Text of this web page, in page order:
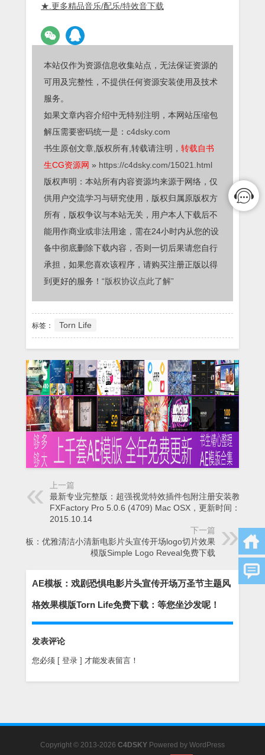
★.更多精品音乐/配乐/特效音下载
本站仅作为资源信息收集站点，无法保证资源的
可用及完整性，不提供任何资源安装使用及技术
服务。
如果文章内容介绍中无特别注明，本网站压缩包
解压需要密码统一是： c4dsky.com
书生原创文章,版权所有,转载请注明， 转载自书
生CG资源网 » https://c4dsky.com/15021.html
版权声明：本站所有内容资源均来源于网络，仅
供用户交流学习与研究使用，版权归属原版权方
所有，版权争议与本站无关，用户本人下载后不
能用作商业或非法用途，需在24小时内从您的设
备中彻底删除下载内容，否则一切后果请您自行
承担，如果您喜欢该程序，请购买注册正版以得
到更好的服务！ “版权协议点此了解”
标签： Torn Life
上一篇
最新专业完整版：超强视觉特效插件包附注册安装教程
FXFactory Pro 5.0.6 (4709) Mac OSX，更新时间：
2015.10.14
下一篇
AE模板：优雅清洁小清新电影片头宣传开场logo切片效果
模版Simple Logo Reveal免费下载
AE模板：戏剧恐惧电影片头宣传开场万圣节主题风
格效果模版Torn Life免费下载：等您坐沙发呢！
发表评论
您必须 [ 登录 ] 才能发表留言！
Copyright © 2013-2026 C4DSKY Powered by WordPress